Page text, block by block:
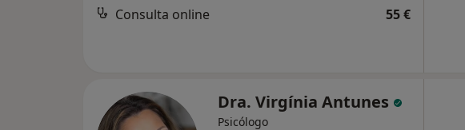
Consulta online 55 €
Dra. Virgínia Antunes
Psicólogo